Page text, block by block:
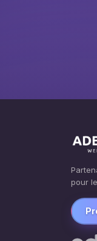
pour